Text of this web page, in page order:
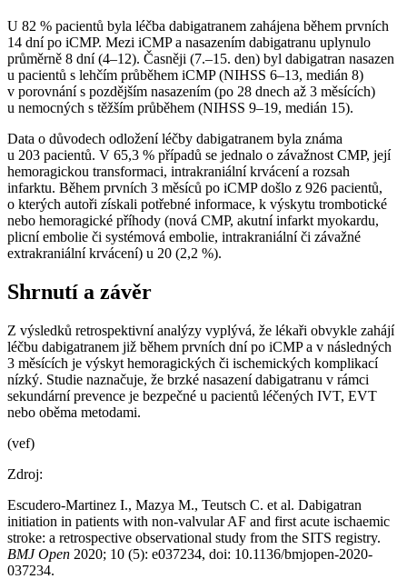
U 82 % pacientů byla léčba dabigatranem zahájena během prvních
14 dní po iCMP. Mezi iCMP a nasazením dabigatranu uplynulo
průměrně 8 dní (4–12). Časněji (7.–15. den) byl dabigatran nasazen
u pacientů s lehčím průběhem iCMP (NIHSS 6–13, medián 8)
v porovnání s pozdějším nasazením (po 28 dnech až 3 měsících)
u nemocných s těžším průběhem (NIHSS 9–19, medián 15).
Data o důvodech odložení léčby dabigatranem byla známa
u 203 pacientů. V 65,3 % případů se jednalo o závažnost CMP, její
hemoragickou transformaci, intrakraniální krvácení a rozsah
infarktu. Během prvních 3 měsíců po iCMP došlo z 926 pacientů,
o kterých autoři získali potřebné informace, k výskytu trombotické
nebo hemoragické příhody (nová CMP, akutní infarkt myokardu,
plicní embolie či systémová embolie, intrakraniální či závažné
extrakraniální krvácení) u 20 (2,2 %).
Shrnutí a závěr
Z výsledků retrospektivní analýzy vyplývá, že lékaři obvykle zahájí
léčbu dabigatranem již během prvních dní po iCMP a v následných
3 měsících je výskyt hemoragických či ischemických komplikací
nízký. Studie naznačuje, že brzké nasazení dabigatranu v rámci
sekundární prevence je bezpečné u pacientů léčených IVT, EVT
nebo oběma metodami.
(vef)
Zdroj:
Escudero-Martinez I., Mazya M., Teutsch C. et al. Dabigatran
initiation in patients with non-valvular AF and first acute ischaemic
stroke: a retrospective observational study from the SITS registry.
BMJ Open 2020; 10 (5): e037234, doi: 10.1136/bmjopen-2020-
037234.